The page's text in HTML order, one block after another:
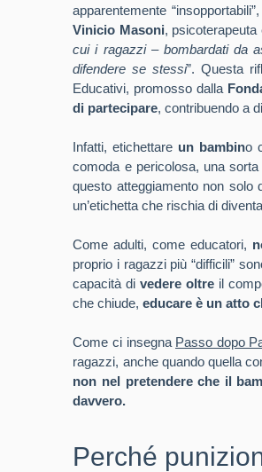
apparentemente
Vinicio Masoni,
cui i ragazzi – bombardati da
difendere se stessi”. Questa
Educativi, promosso dalla
di partecipare, contribuendo a
Infatti, etichettare un bambino
comoda e pericolosa, una
questo atteggiamento non solo
un’etichetta che rischia di
Come adulti, come educatori,
proprio i ragazzi più “difficili”
capacità divedere oltre il
che chiude,educare è un atto
Come ci insegna Passo dopo
ragazzi, anche quando quella
non nel pretendere che il
davvero.
Perché